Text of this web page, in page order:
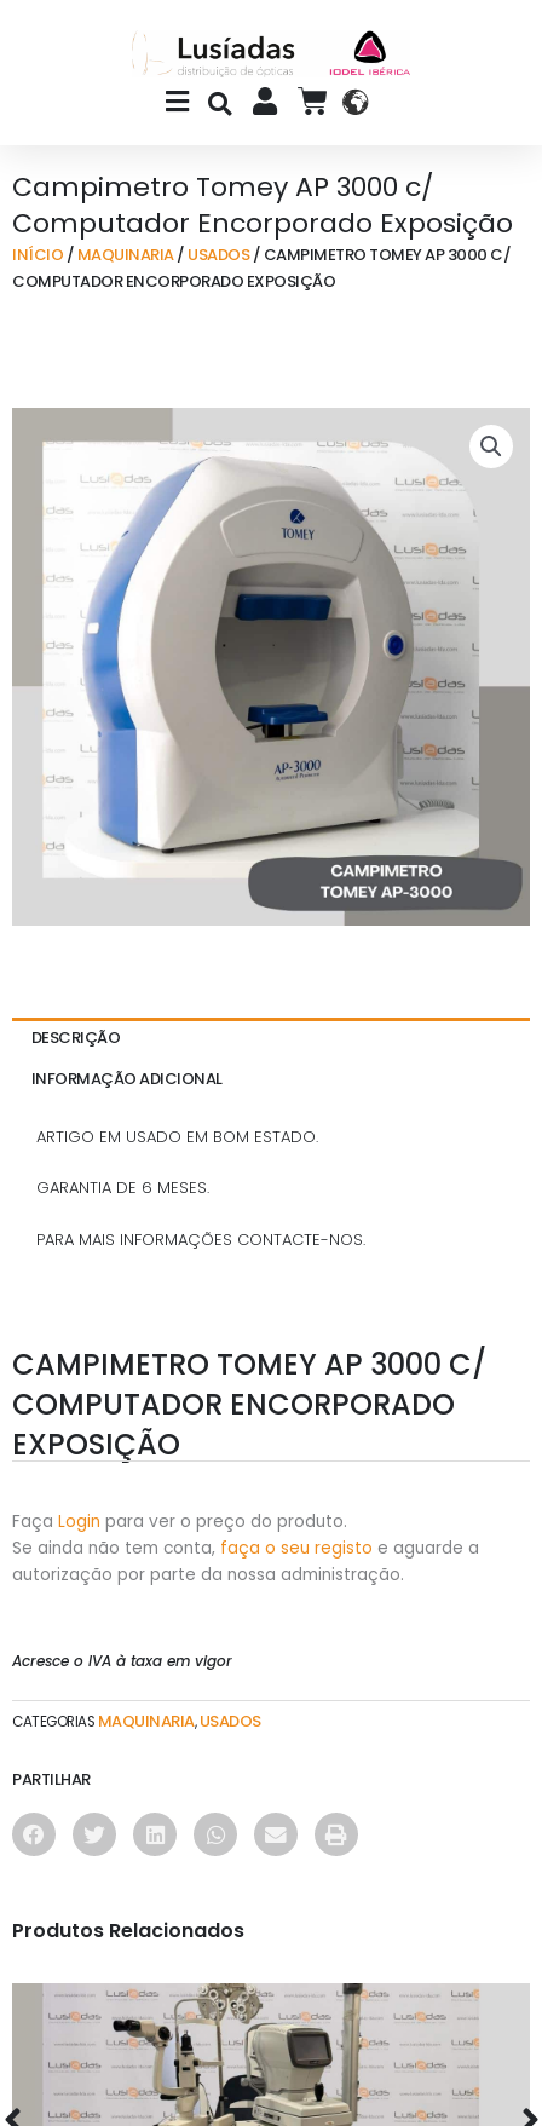
Main
Menu
CART
Campimetro Tomey AP 3000 c/
Computador Encorporado Exposição
INÍCIO / MAQUINARIA/ USADOS/ CAMPIMETRO TOMEY AP 3000 C/
COMPUTADOR ENCORPORADO EXPOSIÇÃO
DESCRIÇÃO
INFORMAÇÃO ADICIONAL
ARTIGO EM USADO EM BOM ESTADO.
GARANTIA DE 6 MESES.
PARA MAIS INFORMAÇÕES CONTACTE-NOS.
CAMPIMETRO TOMEY AP 3000 C/
COMPUTADOR ENCORPORADO
EXPOSIÇÃO
Faça Login para ver o preço do produto.
Se ainda não tem conta, faça o seu registo e aguarde a
autorização por parte da nossa administração.
Acresce o IVA à taxa em vigor
CATEGORIAS MAQUINARIA,USADOS
PARTILHAR
Produtos Relacionados
MAQUINARIA
UNIDADE OFTALMICA C/ BRAÇO MECCANOTICA
MAZZA RIUNITO